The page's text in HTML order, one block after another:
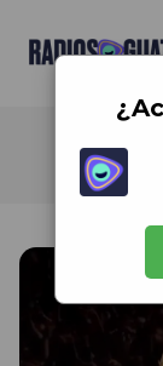
Radios Guate